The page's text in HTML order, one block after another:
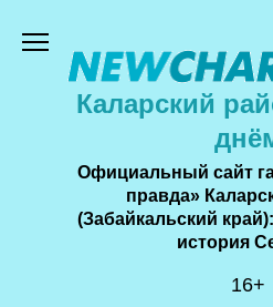
содержанию
Каларский
Официальный сайт
правда»
(Забайкальский
история
16+